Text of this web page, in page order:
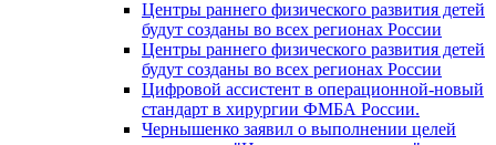
Центры раннего физического развития детей
будут созданы во всех регионах России
Центры раннего физического развития детей
будут созданы во всех регионах России
Цифровой ассистент в операционной-новый
стандарт в хирургии ФМБА России.
Чернышенко заявил о выполнении целей